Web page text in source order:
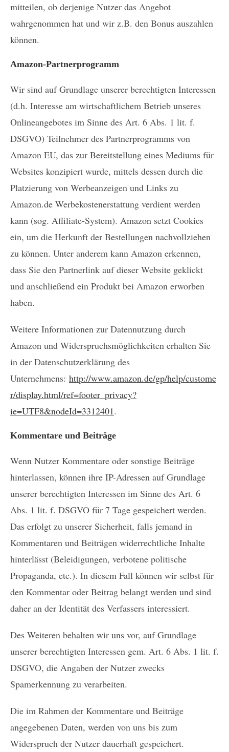
mitteilen, ob derjenige Nutzer das Angebot
wahrgenommen hat und wir z.B. den Bonus auszahlen
können.
Amazon-Partnerprogramm
Wir sind auf Grundlage unserer berechtigten Interessen
(d.h. Interesse am wirtschaftlichem Betrieb unseres
Onlineangebotes im Sinne des Art. 6 Abs. 1 lit. f.
DSGVO) Teilnehmer des Partnerprogramms von
Amazon EU, das zur Bereitstellung eines Mediums für
Websites konzipiert wurde, mittels dessen durch die
Platzierung von Werbeanzeigen und Links zu
Amazon.de Werbekostenerstattung verdient werden
kann (sog. Affiliate-System). Amazon setzt Cookies
ein, um die Herkunft der Bestellungen nachvollziehen
zu können. Unter anderem kann Amazon erkennen,
dass Sie den Partnerlink auf dieser Website geklickt
und anschließend ein Produkt bei Amazon erworben
haben.
Weitere Informationen zur Datennutzung durch
Amazon und Widerspruchsmöglichkeiten erhalten Sie
in der Datenschutzerklärung des
Unternehmens: http://www.amazon.de/gp/help/custome
r/display.html/ref=footer_privacy?
ie=UTF8&nodeId=3312401.
Kommentare und Beiträge
Wenn Nutzer Kommentare oder sonstige Beiträge
hinterlassen, können ihre IP-Adressen auf Grundlage
unserer berechtigten Interessen im Sinne des Art. 6
Abs. 1 lit. f. DSGVO für 7 Tage gespeichert werden.
Das erfolgt zu unserer Sicherheit, falls jemand in
Kommentaren und Beiträgen widerrechtliche Inhalte
hinterlässt (Beleidigungen, verbotene politische
Propaganda, etc.). In diesem Fall können wir selbst für
den Kommentar oder Beitrag belangt werden und sind
daher an der Identität des Verfassers interessiert.
Des Weiteren behalten wir uns vor, auf Grundlage
unserer berechtigten Interessen gem. Art. 6 Abs. 1 lit. f.
DSGVO, die Angaben der Nutzer zwecks
Spamerkennung zu verarbeiten.
Die im Rahmen der Kommentare und Beiträge
angegebenen Daten, werden von uns bis zum
Widerspruch der Nutzer dauerhaft gespeichert.